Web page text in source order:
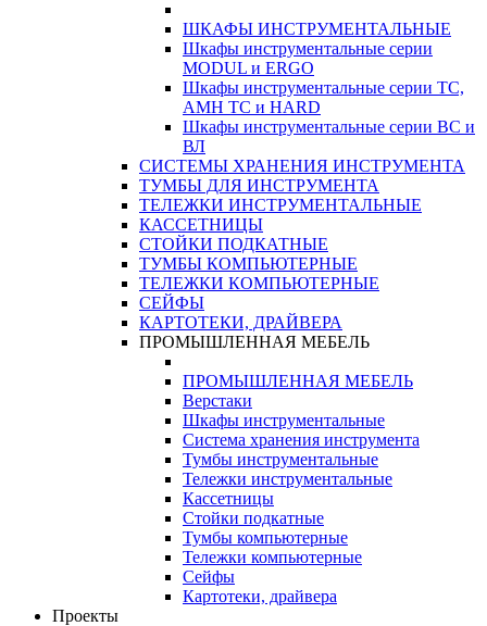
ШКАФЫ ИНСТРУМЕНТАЛЬНЫЕ
Шкафы инструментальные серии
MODUL и ERGO
Шкафы инструментальные серии ТС,
АМН ТС и HARD
Шкафы инструментальные серии ВС и
ВЛ
СИСТЕМЫ ХРАНЕНИЯ ИНСТРУМЕНТА
ТУМБЫ ДЛЯ ИНСТРУМЕНТА
ТЕЛЕЖКИ ИНСТРУМЕНТАЛЬНЫЕ
КАССЕТНИЦЫ
СТОЙКИ ПОДКАТНЫЕ
ТУМБЫ КОМПЬЮТЕРНЫЕ
ТЕЛЕЖКИ КОМПЬЮТЕРНЫЕ
СЕЙФЫ
КАРТОТЕКИ, ДРАЙВЕРА
ПРОМЫШЛЕННАЯ МЕБЕЛЬ
ПРОМЫШЛЕННАЯ МЕБЕЛЬ
Верстаки
Шкафы инструментальные
Система хранения инструмента
Тумбы инструментальные
Тележки инструментальные
Кассетницы
Стойки подкатные
Тумбы компьютерные
Тележки компьютерные
Сейфы
Картотеки, драйвера
Проекты